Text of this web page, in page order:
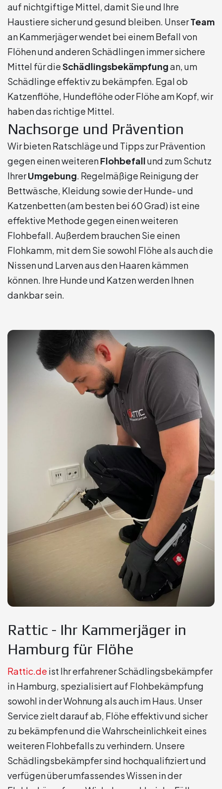
auf nichtgiftige Mittel, damit Sie und Ihre
Haustiere sicher und gesund bleiben. UnserTeam
an Kammerjäger wendet bei einem Befall von
Flöhen und anderen Schädlingen immer sichere
Mittel für dieSchädlingsbekämpfungan, um
Schädlinge effektiv zu bekämpfen. Egal ob
Katzenflöhe, Hundeflöhe oder Flöhe am Kopf, wir
haben das richtige Mittel.
Nachsorge und Prävention
Wir bieten Ratschläge und Tipps zur Prävention
gegen einen weiterenFlohbefallund zum Schutz
IhrerUmgebung. Regelmäßige Reinigung der
Bettwäsche, Kleidung sowie der Hunde- und
Katzenbetten (am besten bei 60 Grad) ist eine
effektive Methode gegen einen weiteren
Flohbefall. Außerdem brauchen Sie einen
Flohkamm, mit dem Sie sowohl Flöhe als auch die
Nissen und Larven aus den Haaren kämmen
können. Ihre Hunde und Katzen werden Ihnen
dankbar sein.
Rattic - Ihr Kammerjäger in
Hamburg für Flöhe
Rattic.de ist Ihr erfahrener Schädlingsbekämpfer
in Hamburg, spezialisiert auf Flohbekämpfung
sowohl in der Wohnung als auch im Haus. Unser
Service zielt darauf ab, Flöhe effektiv und sicher
zu bekämpfen und die Wahrscheinlichkeit eines
weiteren Flohbefalls zu verhindern. Unsere
Schädlingsbekämpfer sind hochqualifiziert und
verfügen über umfassendes Wissen in der